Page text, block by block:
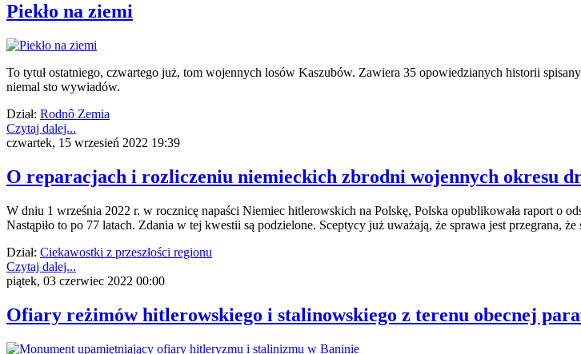
Piekło na ziemi
To tytuł ostatniego, czwartego już, tom wojennych losów Kaszubów. Zawiera 35 opowiedzianych historii
niemal sto wywiadów.
Dział: Rodnô Zemia
Czytaj dalej...
czwartek, 15 wrzesień 2022 19:39
O reparacjach i rozliczeniu niemieckich zbrodni wojennych okresu
W dniu 1 września 2022 r. w rocznicę napaści Niemiec hitlerowskich na Polskę, Polska opublikowała raport o
Nastąpiło to po 77 latach. Zdania w tej kwestii są podzielone. Sceptycy już uważają, że sprawa jest przegrana, że
Dział: Ciekawostki z przeszłości regionu
Czytaj dalej...
piątek, 03 czerwiec 2022 00:00
Ofiary reżimów hitlerowskiego i stalinowskiego z terenu obecnej